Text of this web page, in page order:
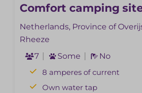
Comfort camping
Netherlands, Province of
Rheeze
7
Some
No
8 amperes of current
Own water tap